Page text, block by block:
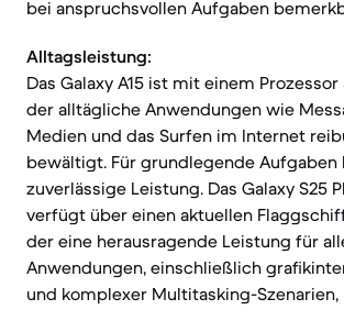
bei anspruchsvollen Aufgaben
Alltagsleistung:
Das Galaxy A15 ist mit einem
der alltägliche Anwendungen wie
Medien und das Surfen im Internet
bewältigt. Für grundlegende Aufgaben
zuverlässige Leistung. Das Galaxy S25
verfügt über einen aktuellen
der eine herausragende Leistung für
Anwendungen, einschließlich
und komplexer Multitasking-